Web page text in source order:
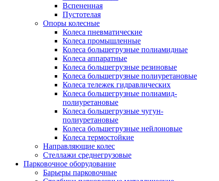
Вспененная
Пустотелая
Опоры колесные
Колеса пневматические
Колеса промышленные
Колеса большегрузные полиамидные
Колеса аппаратные
Колеса большегрузные резиновые
Колеса большегрузные полиуретановые
Колеса тележек гидравлических
Колеса большегрузные полиамид-
полиуретановые
Колеса большегрузные чугун-
полиуретановые
Колеса большегрузные нейлоновые
Колеса термостойкие
Направляющие колес
Стеллажи среднегрузовые
Парковочное оборудование
Барьеры парковочные